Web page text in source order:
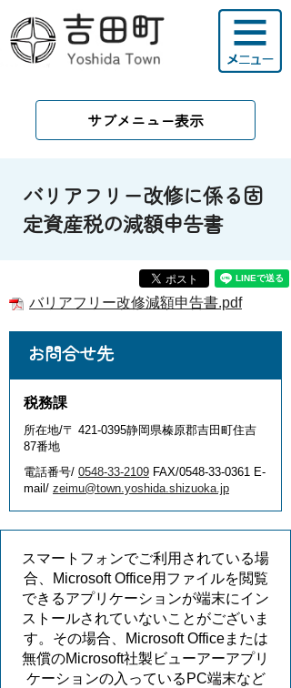
サブメニュー表示
バリアフリー改修に係る固
定資産税の減額申告書
バリアフリー改修減額申告書.pdf
お問合せ先
税務課
所在地/〒 421-0395静岡県榛原郡吉田町住吉
87番地
電話番号/ 0548-33-2109 FAX/0548-33-0361 E-
mail/ zeimu@town.yoshida.shizuoka.jp
スマートフォンでご利用されている場
合、Microsoft Office用ファイルを閲覧
できるアプリケーションが端末にイン
ストールされていないことがございま
す。その場合、Microsoft Officeまたは
無償のMicrosoft社製ビューアーアプリ
ケーションの入っているPC端末など